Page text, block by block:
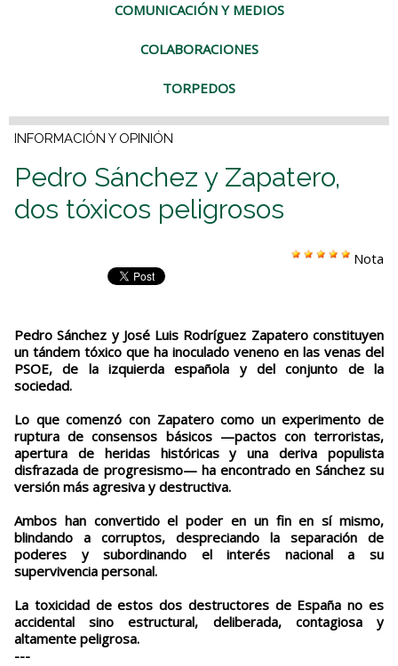
COMUNICACIÓN Y MEDIOS
COLABORACIONES
TORPEDOS
INFORMACIÓN Y OPINIÓN
Pedro Sánchez y Zapatero,
dos tóxicos peligrosos
Nota
Pedro Sánchez y José Luis Rodríguez Zapatero constituyen
un tándem tóxico que ha inoculado veneno en las venas del
PSOE, de la izquierda española y del conjunto de la
sociedad.
Lo que comenzó con Zapatero como un experimento de
ruptura de consensos básicos —pactos con terroristas,
apertura de heridas históricas y una deriva populista
disfrazada de progresismo— ha encontrado en Sánchez su
versión más agresiva y destructiva.
Ambos han convertido el poder en un fin en sí mismo,
blindando a corruptos, despreciando la separación de
poderes y subordinando el interés nacional a su
supervivencia personal.
La toxicidad de estos dos destructores de España no es
accidental sino estructural, deliberada, contagiosa y
altamente peligrosa.
---